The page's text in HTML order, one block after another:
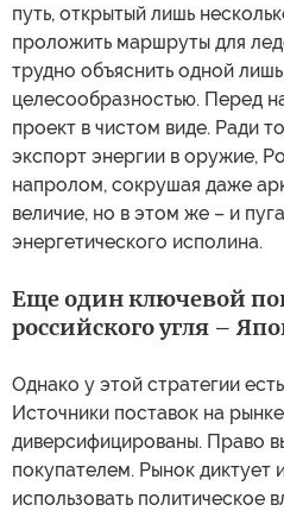
путь, открытый лишь
проложить маршруты для
трудно объяснить одной
целесообразностью. Перед
проект в чистом виде. Ради
экспорт энергии в оружие,
напролом, сокрушая даже
величие, но в этом же – и
энергетического исполина.
Еще один ключевой
российского угля –
Однако у этой стратегии
Источники поставок на
диверсифицированы. Право
покупателем. Рынок диктует
использовать политическое